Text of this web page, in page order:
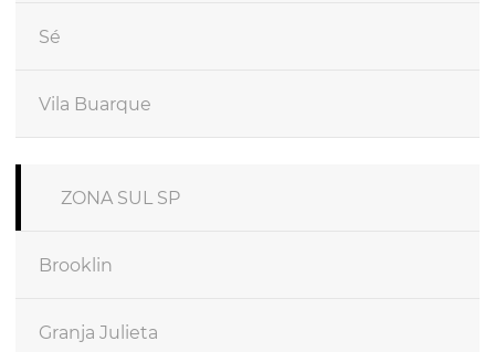
Sé
Vila Buarque
ZONA SUL SP
Brooklin
Granja Julieta